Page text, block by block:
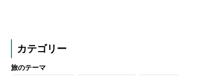
カテゴリー
旅のテーマ